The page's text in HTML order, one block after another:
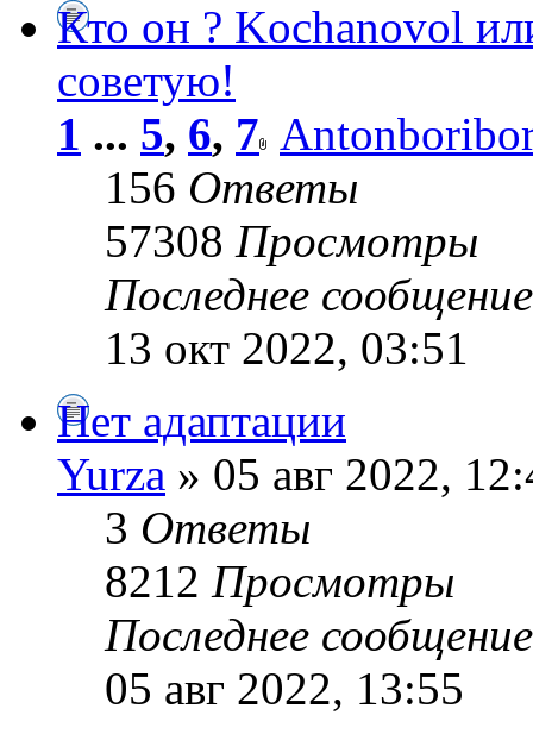
Кто он ? Kochanovol
советую!
1 ... 5, 6, 7
156 Ответы
57308 Просмотры
Последнее
13 окт 2022, 03:51
Нет адаптации
Yurza » 05 авг 2022,
3 Ответы
8212 Просмотры
Последнее
05 авг 2022, 13:55